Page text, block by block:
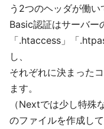
う2つのヘッダが働い
Basic認証はサーバー
「.htaccess」「
し、
それぞれに決まった
ます。
（Nextでは少し特殊
のファイルを作成して